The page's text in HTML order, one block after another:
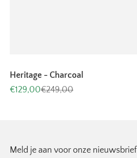
Heritage - Charcoal
Aanbiedingsprijs
€129,00Normale prijs
€249,00
Meld je aan voor onze nieuwsbrief